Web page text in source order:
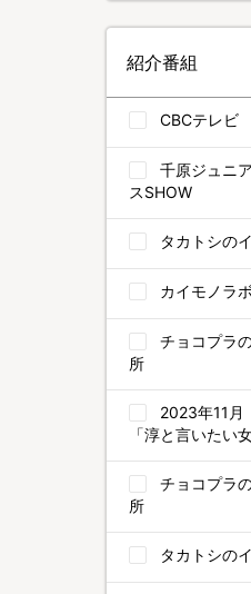
紹介番組
CBCテレビ
千原ジュニ
スSHOW
タカトシの
カイモノラ
チョコプラ
所
2023年11
「淳と言いたい
チョコプラ
所
タカトシの